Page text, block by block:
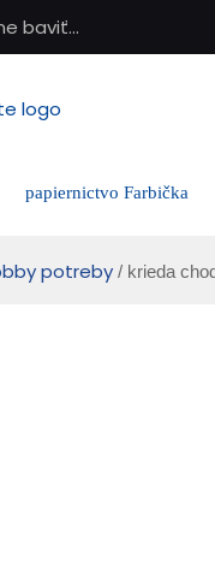
baviť...
papiernictvo Farbička
potreby / krieda